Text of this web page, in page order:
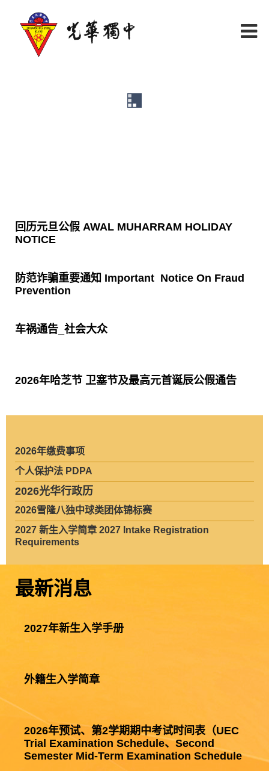
服膺诚勤俭毅，传承中华文
回历元旦公假 AWAL MUHARRAM HOLIDAY
NOTICE
防范诈骗重要通知 Important  Notice On Fraud
Prevention
车祸通告_社会大众
2026年哈芝节 卫塞节及最高元首诞辰公假通告
2026年缴费事项
个人保护法 PDPA
2026光华行政历
2026雪隆八独中球类团体锦标赛
2027 新生入学简章 2027 Intake Registration
Requirements
最新消息
2027年新生入学手册
外籍生入学简章
2026年预试、第2学期期中考试时间表（UEC
Trial Examination Schedule、Second
Semester Mid-Term Examination Schedule